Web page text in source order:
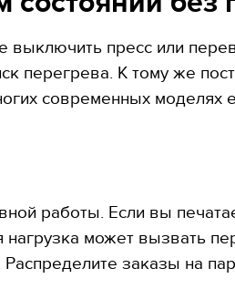
пресс или
перегрева. К тому же
современных моделях
работы. Если вы
может вызвать
заказы на